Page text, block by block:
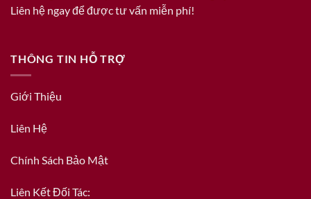
Liên hệ ngay để được tư vấn miễn phí!
THÔNG TIN HỖ TRỢ
Giới Thiệu
Liên Hệ
Chính Sách Bảo Mật
Liên Kết Đối Tác: